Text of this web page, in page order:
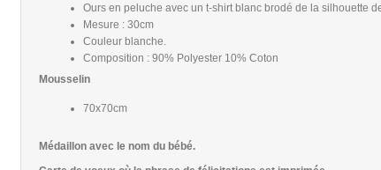
Ours en peluche avec un t-shirt blanc brodé de la silhouette
Mesure : 30cm
Couleur blanche.
Composition : 90% Polyester 10% Coton
Mousselin
70x70cm
Médaillon avec le nom du bébé.